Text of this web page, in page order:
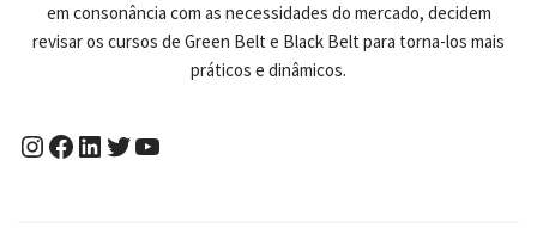
em consonância com as necessidades do mercado, decidem
revisar os cursos de Green Belt e Black Belt para torna-los mais
práticos e dinâmicos.